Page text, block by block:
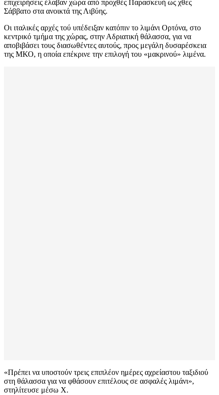
επιχειρήσεις έλαβαν χώρα από προχθές Παρασκευή ως χθες
Σάββατο στα ανοικτά της Λιβύης.
Οι ιταλικές αρχές τού υπέδειξαν κατόπιν το λιμάνι Ορτόνα, στο
κεντρικό τμήμα της χώρας, στην Αδριατική θάλασσα, για να
αποβιβάσει τους διασωθέντες αυτούς, προς μεγάλη δυσαρέσκεια
της ΜΚΟ, η οποία επέκρινε την επιλογή του «μακρινού» λιμένα.
«Πρέπει να υποστούν τρεις επιπλέον ημέρες αχρείαστου ταξιδιού
στη θάλασσα για να φθάσουν επιτέλους σε ασφαλές λιμάνι»,
στηλίτευσε μέσω X.